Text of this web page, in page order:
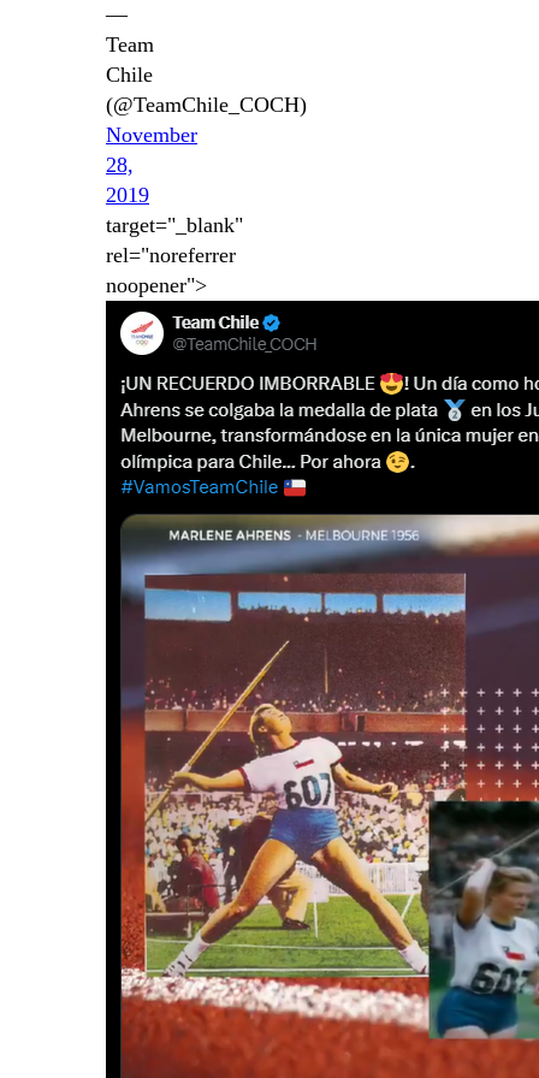
—
Team
Chile
(@TeamChile_COCH)
November
28,
2019
target="_blank"
rel="noreferrer
noopener">